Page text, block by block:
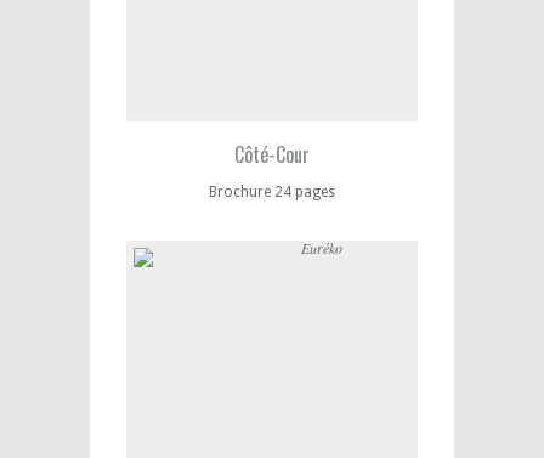
Côté-Cour
Brochure 24 pages